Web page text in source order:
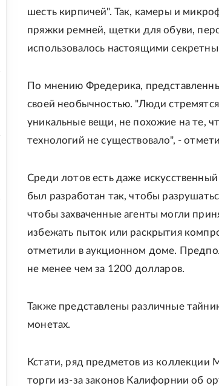
шесть кирпичей". Так, камеры и
пряжки ремней, щетки для обуви,
использовалось настоящими
По мнению Фредерика,
своей необычностью. "Люди
уникальные вещи, не похожие на те,
технологий не существовало", -
Среди лотов есть даже
был разработан так, чтобы
чтобы захваченные агенты могли
избежать пыток или раскрытия
отметили в аукционном доме.
не менее чем за 1200 долларов.
Также представлены различные
монетах.
Кстати, ряд предметов из коллекции
торги из-за законов Калифорнии об